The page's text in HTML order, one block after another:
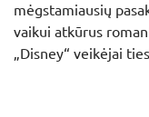
mėgstamiausių
vaikui atkūrus
„Disney“ veikėjai